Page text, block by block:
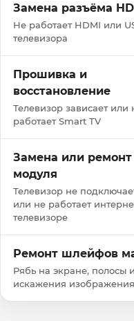
Замена разъёма
Не работает HDMI или
телевизора
Прошивка и
восстановление
Телевизор зависает или
работает Smart TV
Замена или ремонт
модуля
Телевизор не
или не работает
телевизоре
Ремонт шлейфов
Рябь на экране, полосы и
искажения изображения